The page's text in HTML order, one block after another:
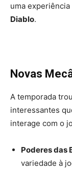
uma
Diablo.
Novas
A temporada
interessantes
interage com o
Poderes das
variedade à